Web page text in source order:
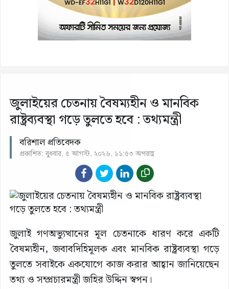
জুলাইয়ের চেতনায় বৈষম্যহীন ও মানবিক
রাষ্ট্রব্যবস্থা গড়ে তুলতে হবে : তথ্যমন্ত্রী
বরিশাল প্রতিবেদক
প্রকাশিত: বুধবার, ৫ আগস্ট, ২০২৬, ১১:৫৩ অপরাহ্ণ
জুলাই গণঅভ্যুত্থানের মূল চেতনাকে ধারণ করে একটি
বৈষম্যহীন, জবাবদিহিমূলক এবং মানবিক রাষ্ট্রব্যবস্থা গড়ে
তুলতে সবাইকে একযোগে কাজ করার আহ্বান জানিয়েছেন
তথ্য ও সম্প্রচারমন্ত্রী জহির উদ্দিন স্বপন।